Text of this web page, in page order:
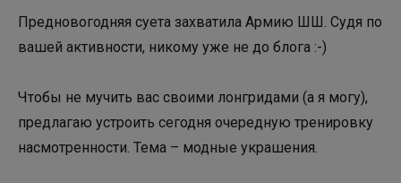
Предновогодняя суета захватила Армию ШШ. Судя по
вашей активности, никому уже не до блога :-)
Чтобы не мучить вас своими лонгридами (а я могу),
предлагаю устроить сегодня очередную тренировку
насмотренности. Тема – модные украшения.